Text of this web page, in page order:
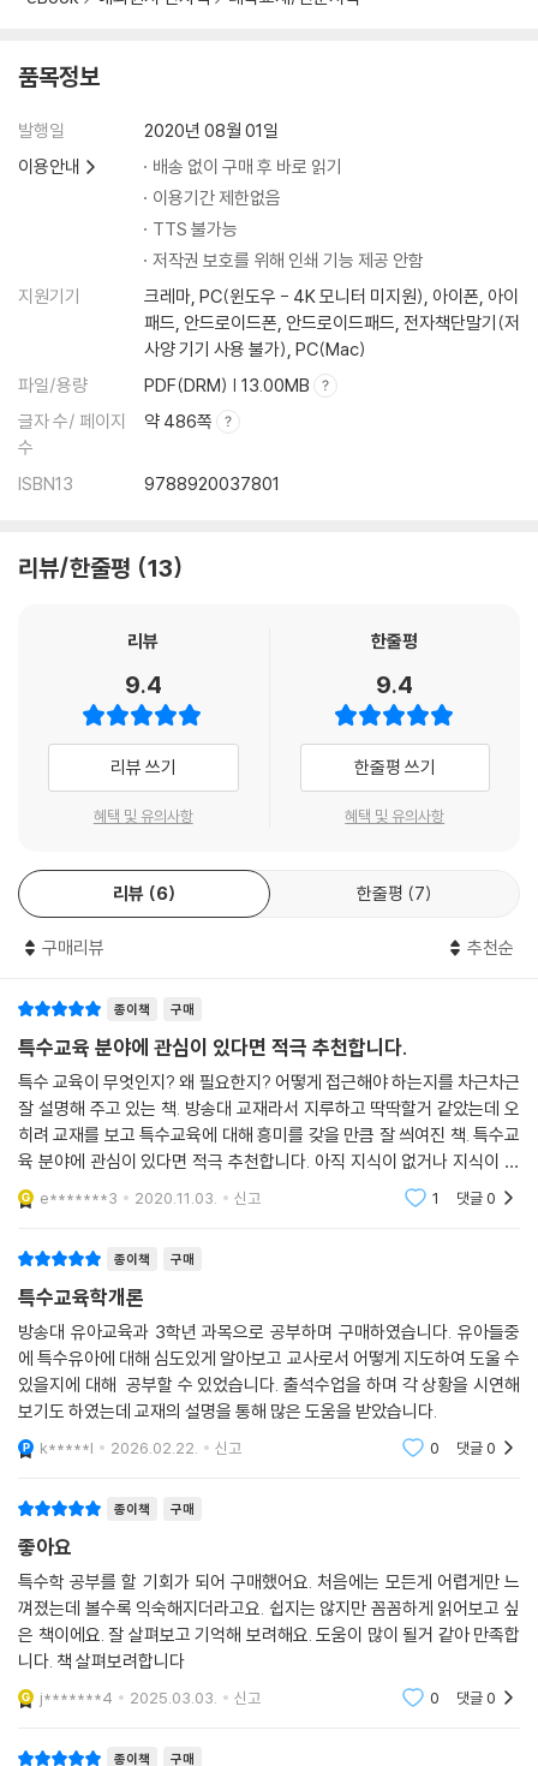
6.5. 교육적 지원
제7장 시각장애
7.1. 정의 및 눈의 구조 7.2. 원인 및 장애상태 7.3. 특성 7.4. 교육
8.1. 정의 및 분류 8.2. 귀의 구조 및 장애원인 8.3. 특성 8.4. 판별 8.5. 교
육
9.1. 정의 및 분류
9.2. 원인
9.3. 심리적·행동적 특성
10.1. 정의 및 아동의 언어발달
10.4. 판별
10.5. 치료 및 지도
11.3. 판별
11.4. 교육
12.1. 정의
12.2. 원인 및 상태
12.3. 대체 보조기구 및 물리적 환경
12.4. 교육
제13장 우수아와 재능아
13.1. 정의 및 교육의 필요성
13.2. 우수성의 기원
13.4. 미성취 우수아
13.5. 판별
13.6. 우수아의 교육
제14장 개별화 교육 프로그램
14.1. 정의와 개발과정
14.2. 개별화 교육 프로그램 작성과정
14.3. 단기목표의 학급 내 중재 계획 및 실시
제15장 문제행동지도: 긍정적 행동지원
15.1. 긍정적 행동지원의 이해
15.2. 긍정적 행동지원의 3차원 시행
15.3. 개별화 지원의 5단계 실행
제16장 장애영유아 가족에 대한 이해와 지원
16.1. 장애영유아 가족에 대한 이해
16.3. 유아교육기관에서의 장애영유아 가족지원 실제
품목정보
발행일
2020년 08월 01일
이용안내
배송 없이 구매 후 바로 읽기
이용기간 제한없음
TTS 불가능
저작권 보호를 위해 인쇄 기능 제공 안함
지원기기
크레마, PC(윈도우 - 4K 모니터 미지원), 아이폰, 아이
패드, 안드로이드폰, 안드로이드패드, 전자책단말기(저
사양 기기 사용 불가), PC(Mac)
파일/용량
PDF(DRM) | 13.00MB
글자 수/ 페이지
수
약 486쪽
ISBN13 9788920037801
리뷰/한줄평 13
리뷰
9.4
리뷰 쓰기
혜택 및 유의사항
한줄평
9.4
한줄평 쓰기
혜택 및 유의사항
리뷰 6 한줄평 7
구매리뷰 추천순
종이책 구매
특수교육 분야에 관심이 있다면 적극 추천합니다.
특수 교육이 무엇인지? 왜 필요한지? 어떻게 접근해야 하는지를 차근차근
잘 설명해 주고 있는 책. 방송대 교재라서 지루하고 딱딱할거 같았는데 오
히려 교재를 보고 특수교육에 대해 흥미를 갖을 만큼 잘 씌여진 책. 특수교
육 분야에 관심이 있다면 적극 추천합니다. 아직 지식이 없거나 지식이 필
요하신 분이면 혼자서 읽고 충분히 이해와 개념정리가 되는 책입니다.
e*******3 2020.11.03. 신고 1 댓글0
종이책 구매
특수교육학개론
방송대 유아교육과 3학년 과목으로 공부하며 구매하였습니다. 유아들중
에 특수유아에 대해 심도있게 알아보고 교사로서 어떻게 지도하여 도울 수
있을지에 대해 공부할 수 있었습니다. 출석수업을 하며 각 상황을 시연해
보기도 하였는데 교재의 설명을 통해 많은 도움을 받았습니다.
k*****l 2026.02.22. 신고 0 댓글0
종이책 구매
좋아요
특수학 공부를 할 기회가 되어 구매했어요. 처음에는 모든게 어렵게만 느
껴졌는데 볼수록 익숙해지더라고요. 쉽지는 않지만 꼼꼼하게 읽어보고 싶
은 책이에요. 잘 살펴보고 기억해 보려해요. 도움이 많이 될거 같아 만족합
니다. 책 살펴보려합니다
j*******4 2025.03.03. 신고 0 댓글0
종이책 구매